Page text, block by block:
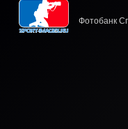
Фотобанк